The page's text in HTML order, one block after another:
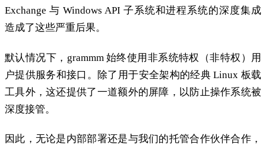
Exchange 与 Windows API 子系统和进程系统的深度集成
造成了这些严重后果。
默认情况下，grammm 始终使用非系统特权（非特权）用
户提供服务和接口。除了用于安全架构的经典 Linux 板载
工具外，这还提供了一道额外的屏障，以防止操作系统被
深度接管。
因此，无论是内部部署还是与我们的托管合作伙伴合作，